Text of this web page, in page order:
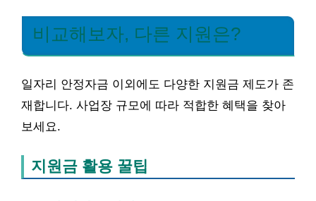
비교해보자, 다른 지원은?
일자리 안정자금 이외에도 다양한 지원금 제도가 존
재합니다. 사업장 규모에 따라 적합한 혜택을 찾아
보세요.
지원금 활용 꿀팁